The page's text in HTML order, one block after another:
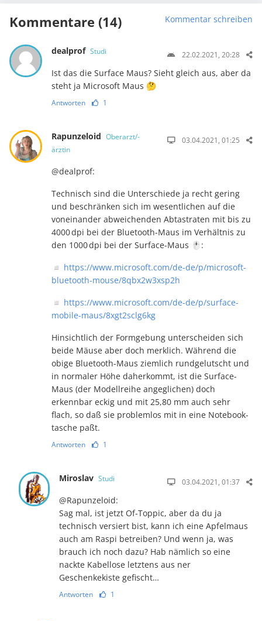
Kommentare (14) Kommentar schreiben
dealprof Studi 22.02.2021, 20:28
Ist das die Surface Maus? Sieht gleich aus, aber da
steht ja Microsoft Maus 🤔
Antworten 1
Rapunzeloid Oberarzt/-
ärztin
03.04.2021, 01:25
@dealprof:
Technisch sind die Unterschiede ja recht gering
und beschränken sich im we­sent­li­chen auf die
voneinander abweichenden Abtastraten mit bis zu
4000 dpi bei der Bluetooth-Maus im Verhältnis zu
den 1000 dpi bei der Surface-Maus 🖱️:
◽ https://www.microsoft.com/de-de/p/microsoft-
bluetooth-mouse/8qbx2w3xsp2h
◽ https://www.microsoft.com/de-de/p/surface-
mobile-maus/8xgt2sclg6kg
Hinsichtlich der Formgebung unterscheiden sich
beide Mäuse aber doch merklich. Während die
obige Bluetooth-Maus ziemlich rundgelutscht und
in normaler Höhe daher­kom­mt, ist die Surface-
Maus (der Modellreihe angeglichen) doch
erkennbar eckig und mit 25,80 mm auch sehr
flach, so daß sie problemlos mit in eine Note­book­
tasche paßt.
Antworten 1
Miroslav Studi 03.04.2021, 01:37
@Rapunzeloid:
Sag mal, ist jetzt Of-Toppic, aber da du ja
technisch versiert bist, kann ich eine Apfelmaus
auch am Raspi betreiben? Und wenn ja, was
brauch ich noch dazu? Hab nämlich so eine
nackte Kabellose letztens aus ner
Geschenkekiste gefischt…
Antworten 1